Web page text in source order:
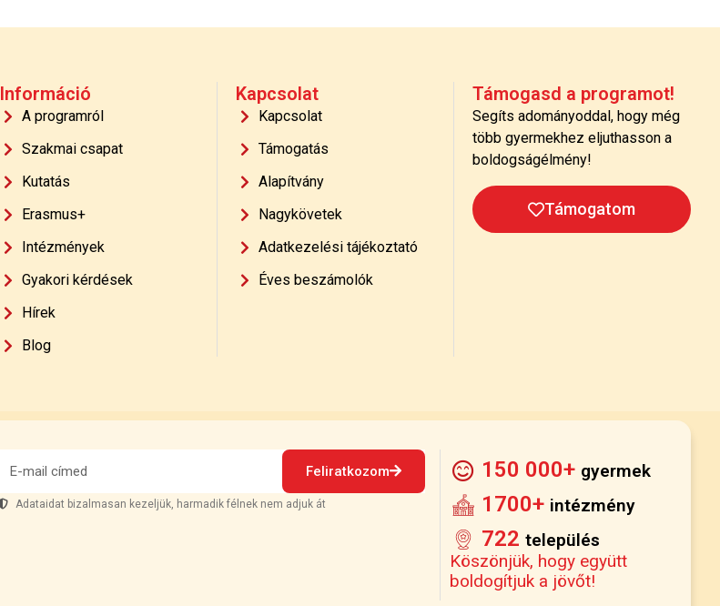
Információ
A programról
Szakmai csapat
Kutatás
Erasmus+
Intézmények
Gyakori kérdések
Hírek
Blog
Kapcsolat
Kapcsolat
Támogatás
Alapítvány
Nagykövetek
Adatkezelési tájékoztató
Éves beszámolók
Támogasd a programot!
Segíts adományoddal, hogy még
több gyermekhez eljuthasson a
boldogságélmény!
Támogatom
Feliratkozom
Adataidat bizalmasan kezeljük, harmadik félnek nem adjuk át
150 000+ gyermek
1700+ intézmény
722 település
Köszönjük, hogy együtt
boldogítjuk a jövőt!